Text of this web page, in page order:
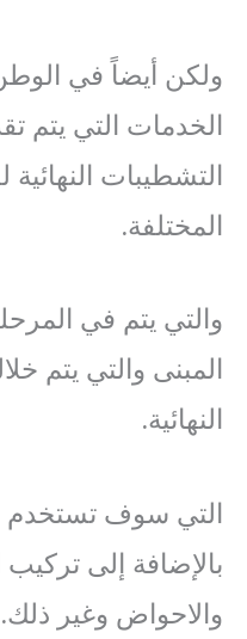
ولكن أيضاً في
الخدمات التي يتم
التشطيبات النهائية
المختلفة.
والتي يتم في
المبنى والتي يتم
النهائية.
التي سوف تستخدم
بالإضافة إلى تركيب
والاحواض وغير ذلك.